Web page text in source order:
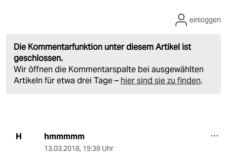
Die Kommentarfunktion unter diesem Artikel ist
geschlossen.
Wir öffnen die Kommentarspalte bei ausgewählten
Artikeln für etwa drei Tage – hier sind sie zu finden.
einloggen
H hmmmmm
13.03.2018, 19:38 Uhr